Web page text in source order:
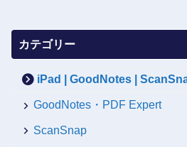
カテゴリー
iPad | GoodNotes |
GoodNotes・PDF Expert
ScanSnap